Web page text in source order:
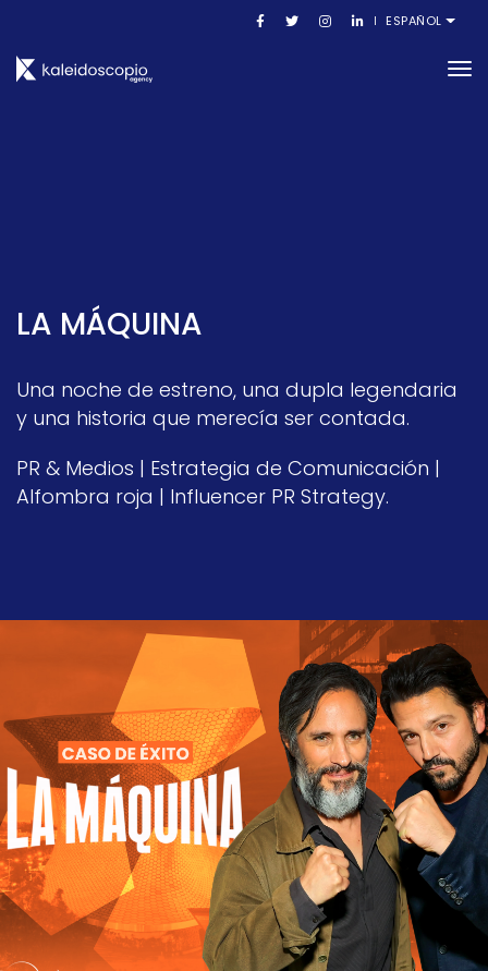
ESPAÑOL
LA MÁQUINA
Una noche de estreno, una dupla legendaria
y una historia que merecía ser contada.
PR & Medios | Estrategia de Comunicación |
Alfombra roja | Influencer PR Strategy.